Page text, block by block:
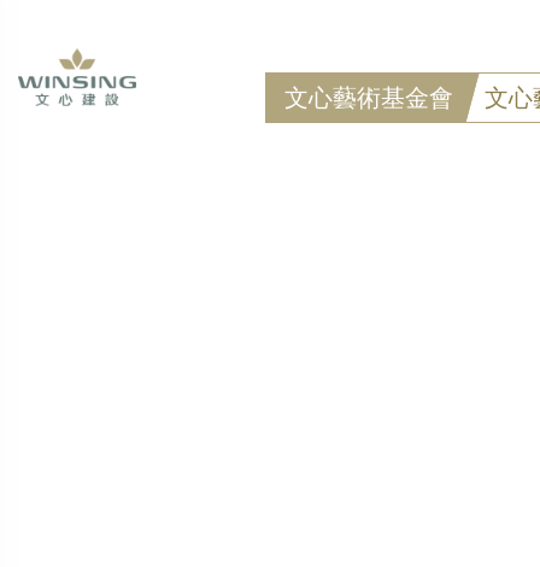
文心藝術基金會 文心